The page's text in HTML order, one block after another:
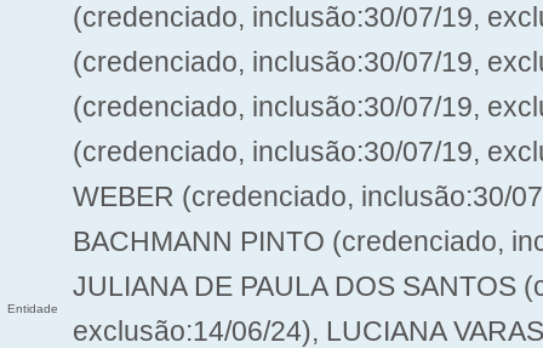
Entidade
(credenciado, inclusão:30/07/19,
(credenciado, inclusão:30/07/19,
(credenciado, inclusão:30/07/19,
(credenciado, inclusão:30/07/19,
WEBER (credenciado, inclusão:30/
BACHMANN PINTO (credenciado,
JULIANA DE PAULA DOS SANTOS
exclusão:14/06/24), LUCIANA